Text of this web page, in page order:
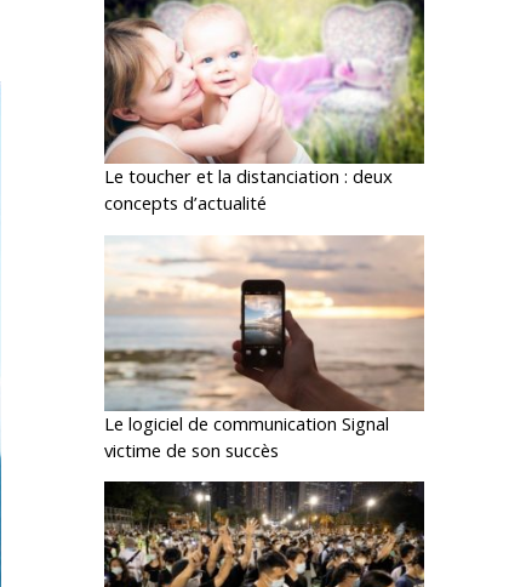
Le toucher et la distanciation : deux
concepts d’actualité
Le logiciel de communication Signal
victime de son succès